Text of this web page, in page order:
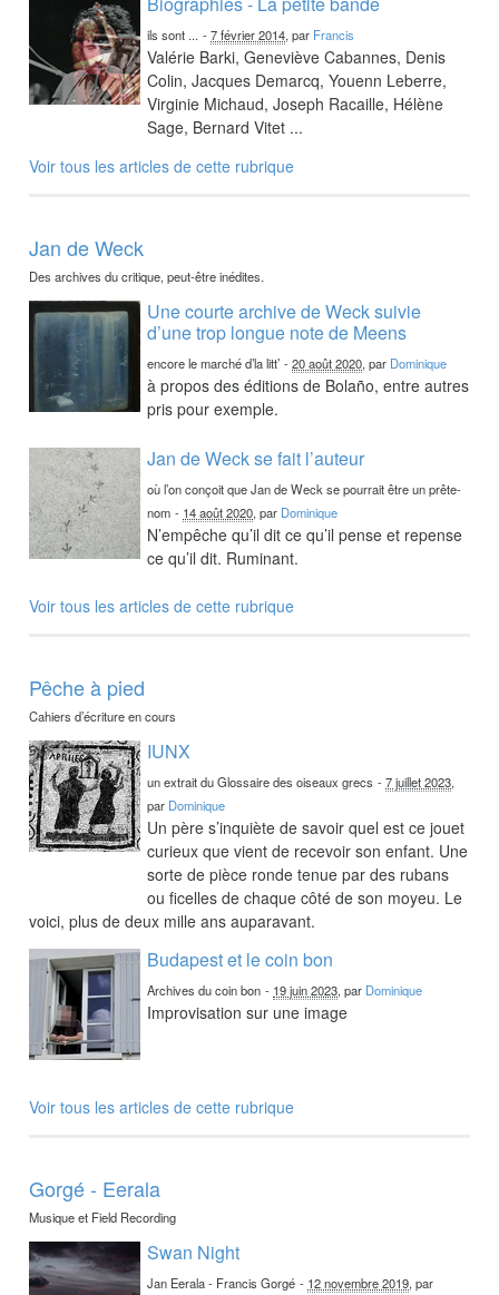
ils sont ... -7 février 2014, par Francis
Valérie Barki, Geneviève Cabannes, Denis
Colin, Jacques Demarcq, Youenn Leberre,
Virginie Michaud, Joseph Racaille, Hélène
Sage, Bernard Vitet ...
Voir tous les articles de cette rubrique
Jan de Weck
Des archives du critique, peut-être inédites.
Une courte archive de Weck suivie
d’une trop longue note de Meens
encore le marché d’la litt’ -20 août 2020, par Dominique
à propos des éditions de Bolaño, entre autres
pris pour exemple.
Jan de Weck se fait l’auteur
où l’on conçoit que Jan de Weck se pourrait être un prête-
nom - 14 août 2020, par Dominique
N’empêche qu’il dit ce qu’il pense et repense
ce qu’il dit. Ruminant.
Voir tous les articles de cette rubrique
Pêche à pied
Cahiers d’écriture en cours
IUNX
un extrait du Glossaire des oiseaux grecs -7 juillet 2023,
par Dominique
Un père s’inquiète de savoir quel est ce jouet
curieux que vient de recevoir son enfant. Une
sorte de pièce ronde tenue par des rubans
ou ficelles de chaque côté de son moyeu. Le
voici, plus de deux mille ans auparavant.
Budapest et le coin bon
Archives du coin bon - 19 juin 2023, par Dominique
Improvisation sur une image
Voir tous les articles de cette rubrique
Gorgé - Eerala
Musique et Field Recording
Swan Night
Jan Eerala - Francis Gorgé - 12 novembre 2019, par